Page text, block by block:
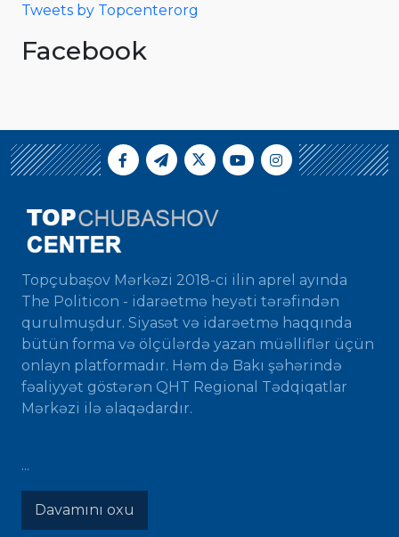
Tweets by Topcenterorg
Facebook
Topçubaşov Mərkəzi 2018-ci ilin aprel ayında
The Politicon - idarəetmə heyəti tərəfindən
qurulmuşdur. Siyasət və idarəetmə haqqında
bütün forma və ölçülərdə yazan müəlliflər üçün
onlayn platformadır. Həm də Bakı şəhərində
fəaliyyət göstərən QHT Regional Tədqiqatlar
Mərkəzi ilə əlaqədardır.
...
Davamını oxu